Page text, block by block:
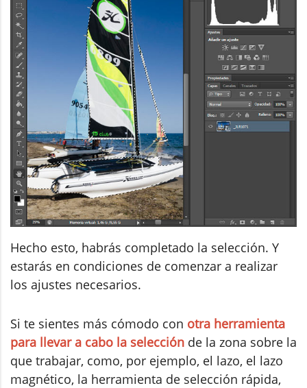
Hecho esto, habrás completado la selección. Y
estarás en condiciones de comenzar a realizar
los ajustes necesarios.
Si te sientes más cómodo con otra herramienta
para llevar a cabo la selección de la zona sobre la
que trabajar, como, por ejemplo, el lazo, el lazo
magnético, la herramienta de selección rápida,